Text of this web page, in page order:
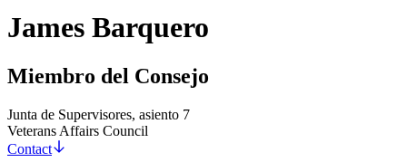
James Barquero
Miembro del Consejo
Junta de Supervisores, asiento 7
Veterans Affairs Council
Contact